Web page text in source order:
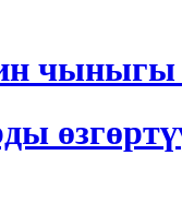
чыныгы